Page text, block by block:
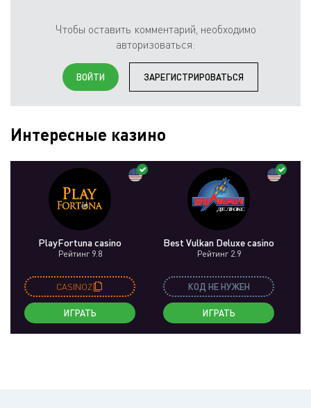
Чтобы оставить комментарий, необходимо
авторизоваться:
ВОЙТИ ЗАРЕГИСТРИРОВАТЬСЯ
Интересные казино
PlayFortuna casino
Рейтинг 9.8
CASINOZ
ИГРАТЬ
Best Vulkan Deluxe casino
Рейтинг 2.9
КОД НЕ НУЖЕН
ИГРАТЬ